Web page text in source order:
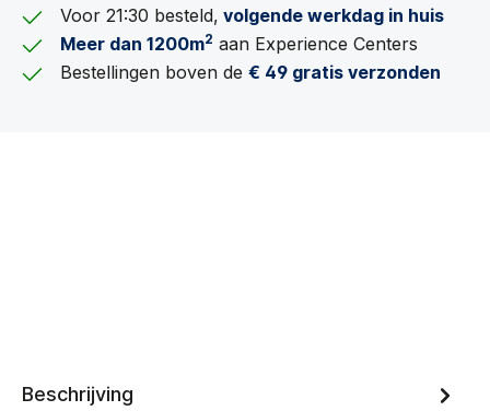
Voor 21:30 besteld, volgende werkdag in huis
Meer dan 1200m2 aan Experience Centers
Bestellingen boven de€ 49 gratis verzonden
Beschrijving